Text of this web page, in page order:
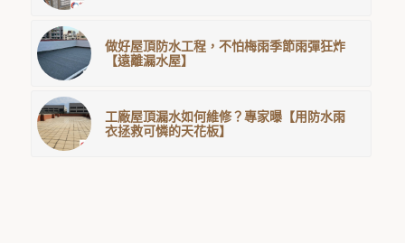
做好屋頂防水工程，不怕梅雨季節雨彈狂炸
【遠離漏水屋】
工廠屋頂漏水如何維修？專家曝【用防水雨
衣拯救可憐的天花板】